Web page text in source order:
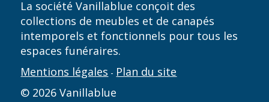
La société Vanillablue conçoit des
collections de meubles et de canapés
intemporels et fonctionnels pour tous les
espaces funéraires.
Mentions légales - Plan du site
© 2026 Vanillablue